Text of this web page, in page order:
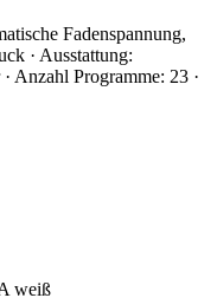
Fadenspannung,
· Ausstattung:
Anzahl Programme: 23 ·